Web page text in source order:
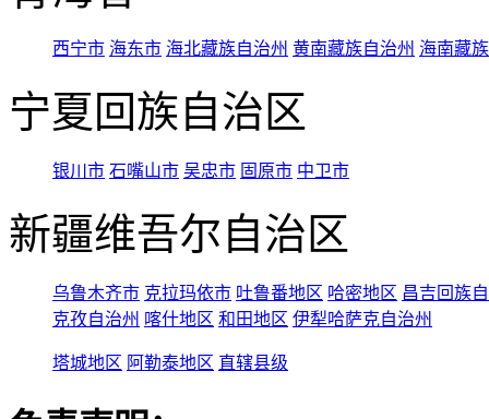
西宁市 海东市 海北藏族自治州 黄南藏族自治州 海南藏
宁夏回族自治区
银川市 石嘴山市 吴忠市 固原市 中卫市
新疆维吾尔自治区
乌鲁木齐市 克拉玛依市 吐鲁番地区 哈密地区 昌吉回族
克孜自治州 喀什地区 和田地区 伊犁哈萨克自治州
塔城地区 阿勒泰地区 直辖县级